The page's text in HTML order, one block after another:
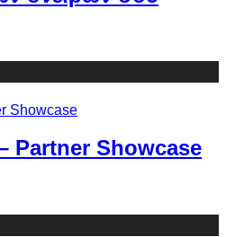
Partner Showcase